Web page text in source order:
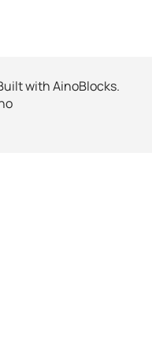
withAinoBlocks.